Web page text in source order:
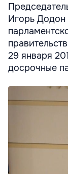
Игорь Додон
29 января
досрочные